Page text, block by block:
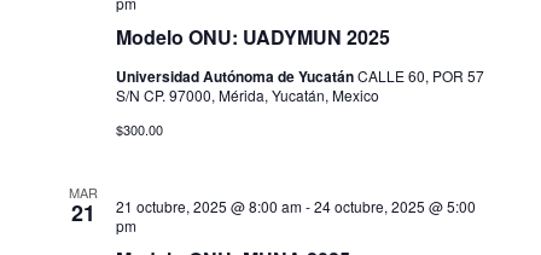
c
ó
s
v
Modelo ONU: UADYMUN 2025
Universidad Autónoma de YucatánCALLE 60, POR 57
S/N CP. 97000, Mérida, Yucatán, Mexico
$300.00
MAR
21 21 octubre, 2025 @ 8:00 am-24 octubre, 2025 @ 5:00
pm